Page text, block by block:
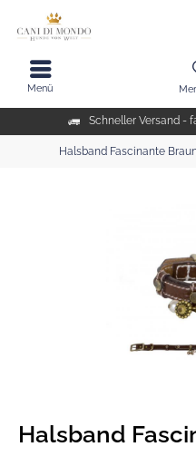
Schneller Versand -
Menü
Halsband Fascinante
Halsband